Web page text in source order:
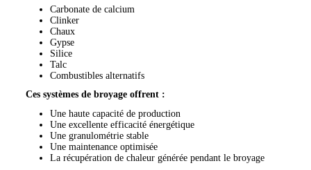
Carbonate de calcium
Clinker
Chaux
Gypse
Silice
Talc
Combustibles alternatifs
Ces systèmes de broyage offrent :
Une haute capacité de production
Une excellente efficacité énergétique
Une granulométrie stable
Une maintenance optimisée
La récupération de chaleur générée pendant le broyage